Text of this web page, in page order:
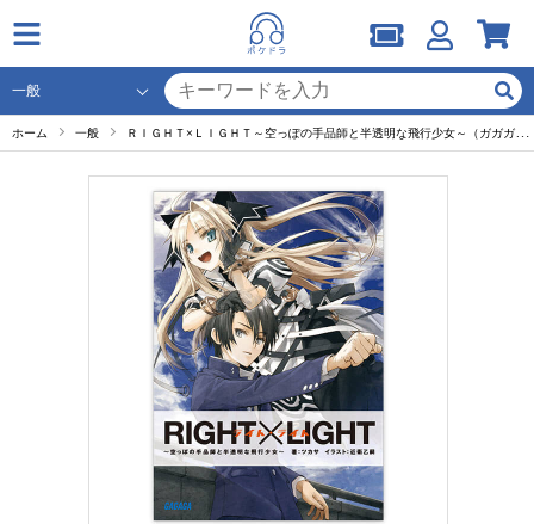
ホーム 一般 ＲＩＧＨＴ×ＬＩＧＨＴ～空っぽの手品師と半透明な飛行少女～（ガガガ文庫） セット